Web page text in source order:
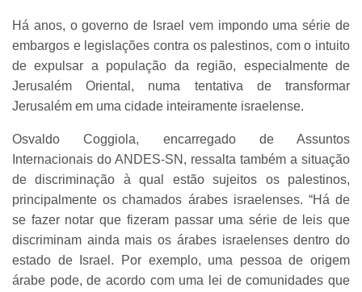
Há anos, o governo de Israel vem impondo uma série de
embargos e legislações contra os palestinos, com o intuito
de expulsar a população da região, especialmente de
Jerusalém Oriental, numa tentativa de transformar
Jerusalém em uma cidade inteiramente israelense.
Osvaldo Coggiola, encarregado de Assuntos
Internacionais do ANDES-SN, ressalta também a situação
de discriminação à qual estão sujeitos os palestinos,
principalmente os chamados árabes israelenses. “Há de
se fazer notar que fizeram passar uma série de leis que
discriminam ainda mais os árabes israelenses dentro do
estado de Israel. Por exemplo, uma pessoa de origem
árabe pode, de acordo com uma lei de comunidades que